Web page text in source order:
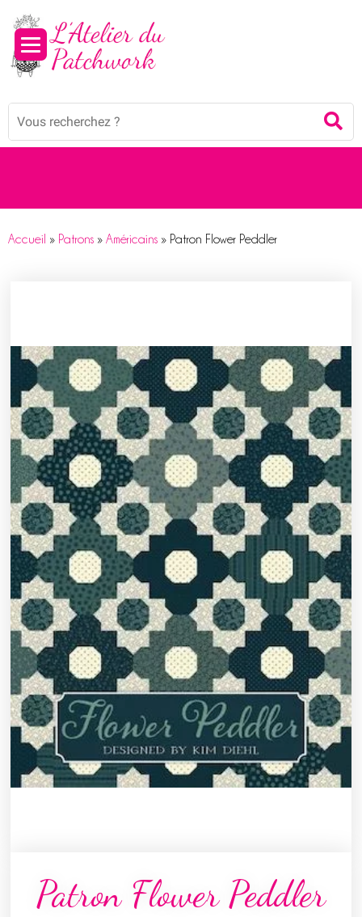
Mots
Accueil » Patrons » Américains » Patron Flower Peddler
Patron Flower Peddler
Panneau de gestion des cookies